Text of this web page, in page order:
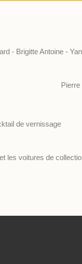
- Brigitte Antoine -
de vernissage
les voitures de